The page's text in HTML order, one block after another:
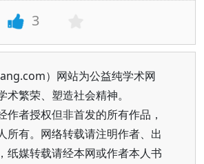
3
）网站为公益纯学术网
术繁荣、塑造社会精神。
作者授权但非首发的所有作品，
所有。网络转载请注明作者、出
纸媒转载请经本网或作者本人书